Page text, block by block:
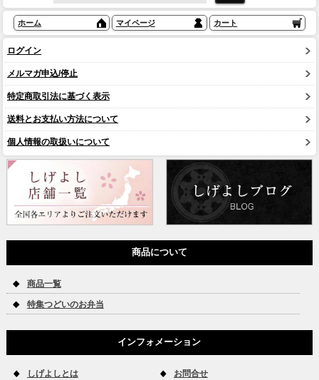
ホーム マイページ カート
ログイン
メルマガ申込/停止
特定商取引法に基づく表示
送料とお支払い方法について
個人情報の取扱いについて
商品について
商品一覧
特集つどいのお弁当
インフォメーション
しげよしとは お問合せ